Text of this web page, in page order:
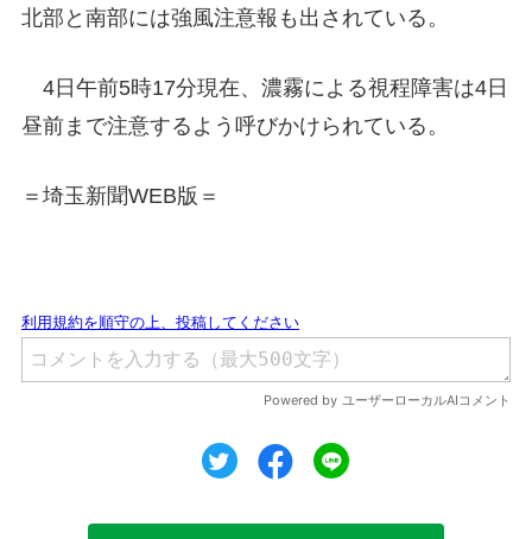
北部と南部には強風注意報も出されている。
4日午前5時17分現在、濃霧による視程障害は4日
昼前まで注意するよう呼びかけられている。
＝埼玉新聞WEB版＝
ツイートシェア